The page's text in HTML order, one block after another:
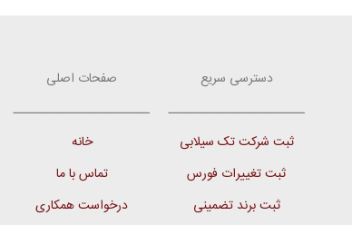
دسترسی سریع
ـــــــــــــــــــــــــ
ثبت شرکت تک سیلابی
ثبت تغییرات فورس
ثبت برند تضمینی
صفحات اصلی
ـــــــــــــــــــــــــ
خانه
تماس با ما
درخواست همکاری